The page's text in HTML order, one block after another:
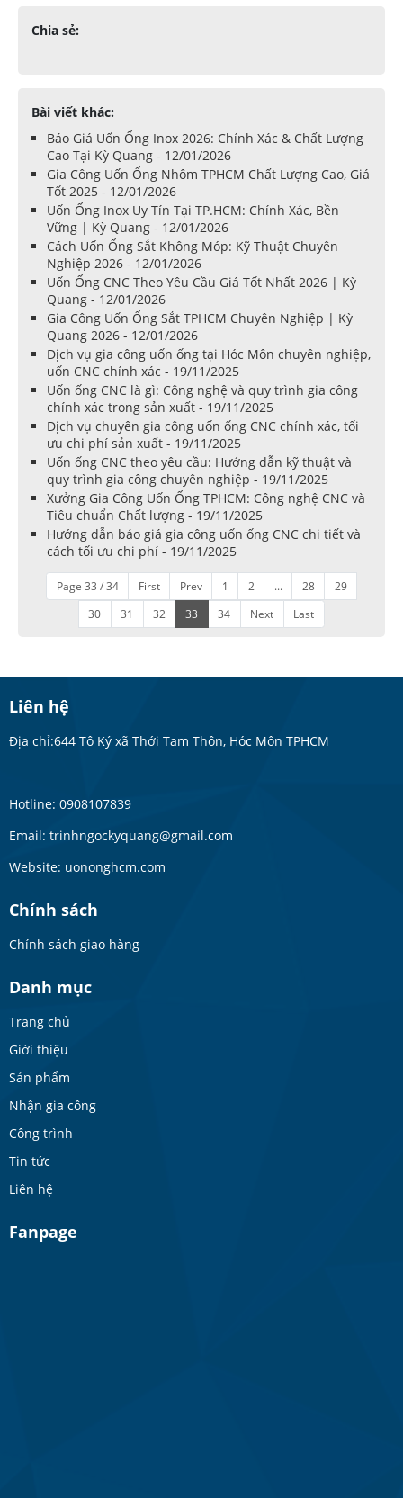
Chia sẻ:
Bài viết khác:
Báo Giá Uốn Ống Inox 2026: Chính Xác & Chất Lượng
Cao Tại Kỳ Quang - 12/01/2026
Gia Công Uốn Ống Nhôm TPHCM Chất Lượng Cao, Giá
Tốt 2025 - 12/01/2026
Uốn Ống Inox Uy Tín Tại TP.HCM: Chính Xác, Bền
Vững | Kỳ Quang - 12/01/2026
Cách Uốn Ống Sắt Không Móp: Kỹ Thuật Chuyên
Nghiệp 2026 - 12/01/2026
Uốn Ống CNC Theo Yêu Cầu Giá Tốt Nhất 2026 | Kỳ
Quang - 12/01/2026
Gia Công Uốn Ống Sắt TPHCM Chuyên Nghiệp | Kỳ
Quang 2026 - 12/01/2026
Dịch vụ gia công uốn ống tại Hóc Môn chuyên nghiệp,
uốn CNC chính xác - 19/11/2025
Uốn ống CNC là gì: Công nghệ và quy trình gia công
chính xác trong sản xuất - 19/11/2025
Dịch vụ chuyên gia công uốn ống CNC chính xác, tối
ưu chi phí sản xuất - 19/11/2025
Uốn ống CNC theo yêu cầu: Hướng dẫn kỹ thuật và
quy trình gia công chuyên nghiệp - 19/11/2025
Xưởng Gia Công Uốn Ống TPHCM: Công nghệ CNC và
Tiêu chuẩn Chất lượng - 19/11/2025
Hướng dẫn báo giá gia công uốn ống CNC chi tiết và
cách tối ưu chi phí - 19/11/2025
Page 33 / 34 First Prev 1 2 ... 28
29
30
31 32 33 34 Next Last
Liên hệ
Địa chỉ:644 Tô Ký xã Thới Tam Thôn, Hóc Môn TPHCM
Hotline: 0908107839
Email: trinhngockyquang@gmail.com
Website: uononghcm.com
Chính sách
Chính sách giao hàng
Danh mục
Trang chủ
Giới thiệu
Sản phẩm
Nhận gia công
Công trình
Tin tức
Liên hệ
Fanpage